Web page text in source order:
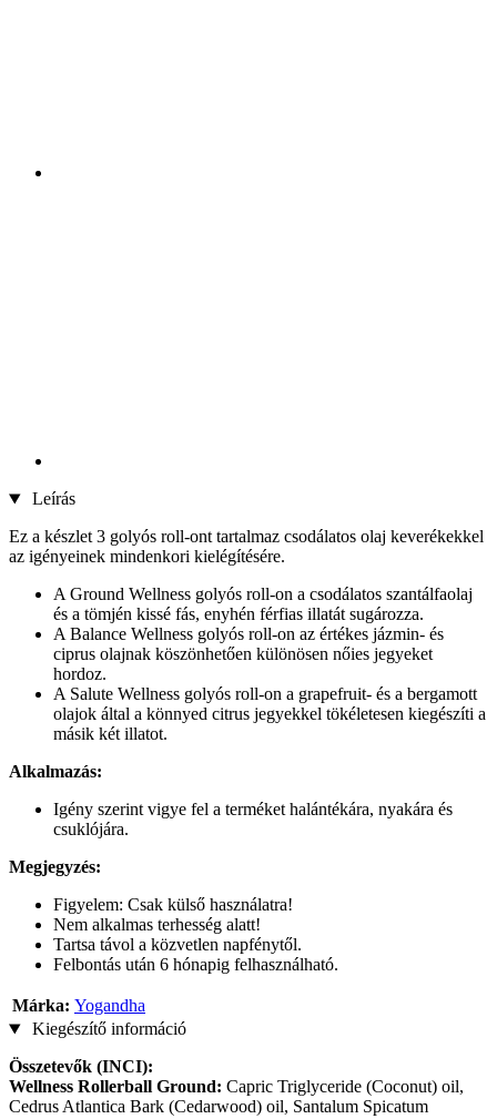
Leírás
Ez a készlet 3 golyós roll-ont tartalmaz csodálatos olaj keverékekkel
az igényeinek mindenkori kielégítésére.
A Ground Wellness golyós roll-on a csodálatos szantálfaolaj
és a tömjén kissé fás, enyhén férfias illatát sugározza.
A Balance Wellness golyós roll-on az értékes jázmin- és
ciprus olajnak köszönhetően különösen nőies jegyeket
hordoz.
A Salute Wellness golyós roll-on a grapefruit- és a bergamott
olajok által a könnyed citrus jegyekkel tökéletesen kiegészíti a
másik két illatot.
Alkalmazás:
Igény szerint vigye fel a terméket halántékára, nyakára és
csuklójára.
Megjegyzés:
Figyelem: Csak külső használatra!
Nem alkalmas terhesség alatt!
Tartsa távol a közvetlen napfénytől.
Felbontás után 6 hónapig felhasználható.
Márka: Yogandha
Kiegészítő információ
Összetevők (INCI):
Wellness Rollerball Ground: Capric Triglyceride (Coconut) oil,
Cedrus Atlantica Bark (Cedarwood) oil, Santalum Spicatum